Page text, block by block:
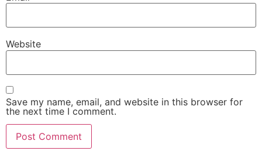
Website
Save my name, email, and website in this browser for
the next time I comment.